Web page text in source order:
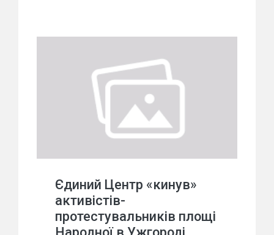
Єдиний Центр «кинув»
активістів-
протестувальників площі